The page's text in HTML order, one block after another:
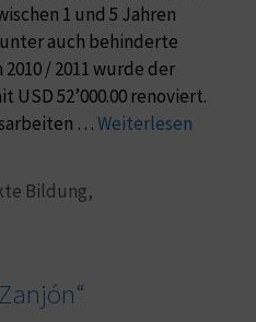
1 und 5 Jahren
auch behinderte
/ 2011 wurde der
52’000.00 renoviert.
…Weiterlesen
Bildung,